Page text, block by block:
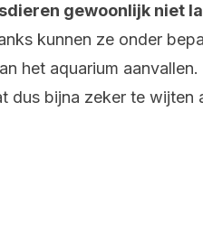
gewoonlijk niet
kunnen ze onder
het aquarium
dus bijna zeker te wijten